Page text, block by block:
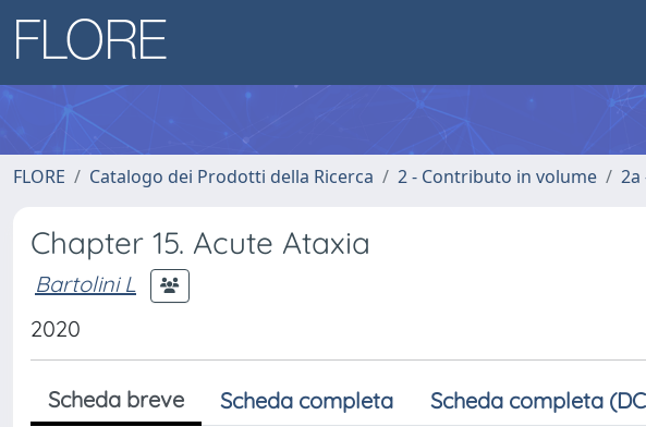
FLORE Catalogo dei Prodotti della Ricerca 2 - Contributo in volume 2a
Chapter 15. Acute Ataxia
Bartolini L
2020
Scheda breve Scheda completa Scheda completa